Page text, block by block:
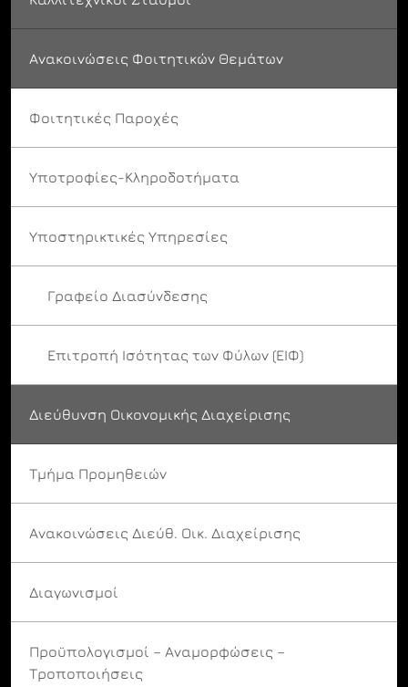
Ανακοινώσεις Φοιτητικών Θεμάτων
Φοιτητικές Παροχές
Υποτροφίες-Κληροδοτήματα
Υποστηρικτικές Υπηρεσίες
Γραφείο Διασύνδεσης
Επιτροπή Ισότητας των Φύλων (ΕΙΦ)
Διεύθυνση Οικονομικής Διαχείρισης
Τμήμα Προμηθειών
Ανακοινώσεις Διεύθ. Οικ. Διαχείρισης
Διαγωνισμοί
Προϋπολογισμοί – Αναμορφώσεις –
Τροποποιήσεις